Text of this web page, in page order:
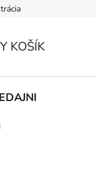
KOŠÍK